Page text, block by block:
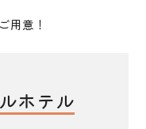
用意！
ホテル